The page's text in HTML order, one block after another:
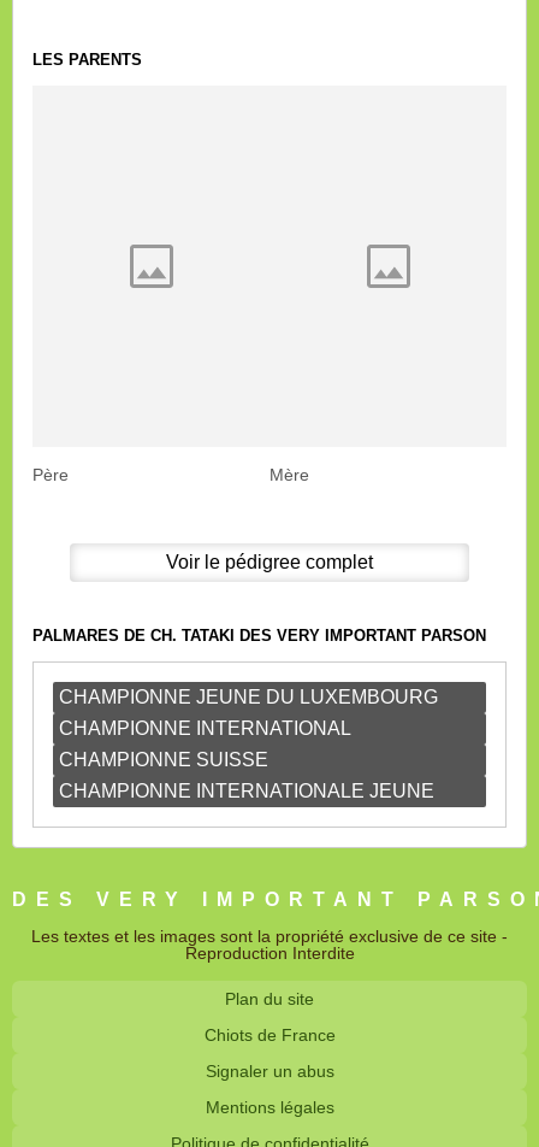
LES PARENTS
Père Mère
Voir le pédigree complet
PALMARES DE CH. TATAKI DES VERY IMPORTANT PARSON
CHAMPIONNE JEUNE DU LUXEMBOURG
CHAMPIONNE INTERNATIONAL
CHAMPIONNE SUISSE
CHAMPIONNE INTERNATIONALE JEUNE
DES VERY IMPORTANT
Les textes et les images sont la propriété exclusive de ce site -
Reproduction Interdite
Plan du site
Chiots de France
Signaler un abus
Mentions légales